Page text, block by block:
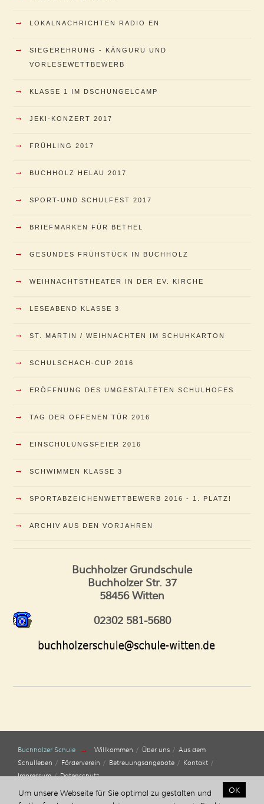
→ LOKALNACHRICHTEN RADIO EN
→
SIEGEREHRUNG - KÄNGURU UND
VORLESEWETTBEWERB
→ KLASSE 1 IM DSCHUNGELCAMP
→ JEKI-KONZERT 2017
→ FRÜHLING 2017
→ BUCHHOLZ HELAU 2017
→ SPORT-UND SCHULFEST 2017
→ BRIEFMARKEN FÜR BETHEL
→ GESUNDES FRÜHSTÜCK IN BUCHHOLZ
→ WEIHNACHTSTHEATER IN DER EV. KIRCHE
→ LESEABEND KLASSE 3
→ ST. MARTIN / WEIHNACHTEN IM SCHUHKARTON
→ SCHULSCHACH-CUP 2016
→ ERÖFFNUNG DES UMGESTALTETEN SCHULHOFES
→ TAG DER OFFENEN TÜR 2016
→ EINSCHULUNGSFEIER 2016
→ SCHWIMMEN KLASSE 3
→ SPORTABZEICHENWETTBEWERB 2016 - 1. PLATZ!
→ ARCHIV AUS DEN VORJAHREN
Buchholzer Grundschule
Buchholzer Str. 37
58456 Witten
02302 581-5680
Buchholzer Schule → Willkommen Über uns
Aus dem
Schulleben
Förderverein Betreuungsangebote
Kontakt
Impressum
Datenschutz
Copyright © 2026 | Buchholzer Grundschule | Buchholzer Str. 37 | 58456
OK
Um unsere Webseite für Sie optimal zu gestalten und